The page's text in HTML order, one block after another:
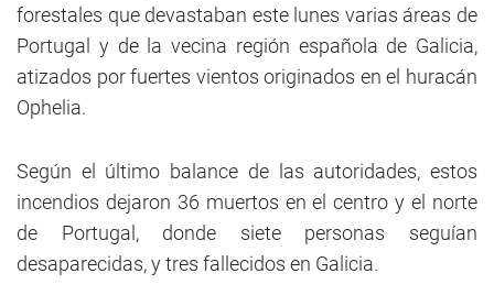
forestales que devastaban este lunes varias áreas de
Portugal y de la vecina región española de Galicia,
atizados por fuertes vientos originados en el huracán
Ophelia.
Según el último balance de las autoridades, estos
incendios dejaron 36 muertos en el centro y el norte
de Portugal, donde siete personas seguían
desaparecidas, y tres fallecidos en Galicia.